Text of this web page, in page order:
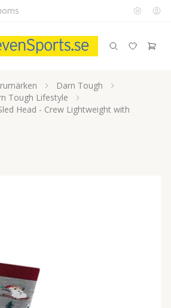
Darn Tough
Tough Lifestyle
Head - Crew Lightweight with